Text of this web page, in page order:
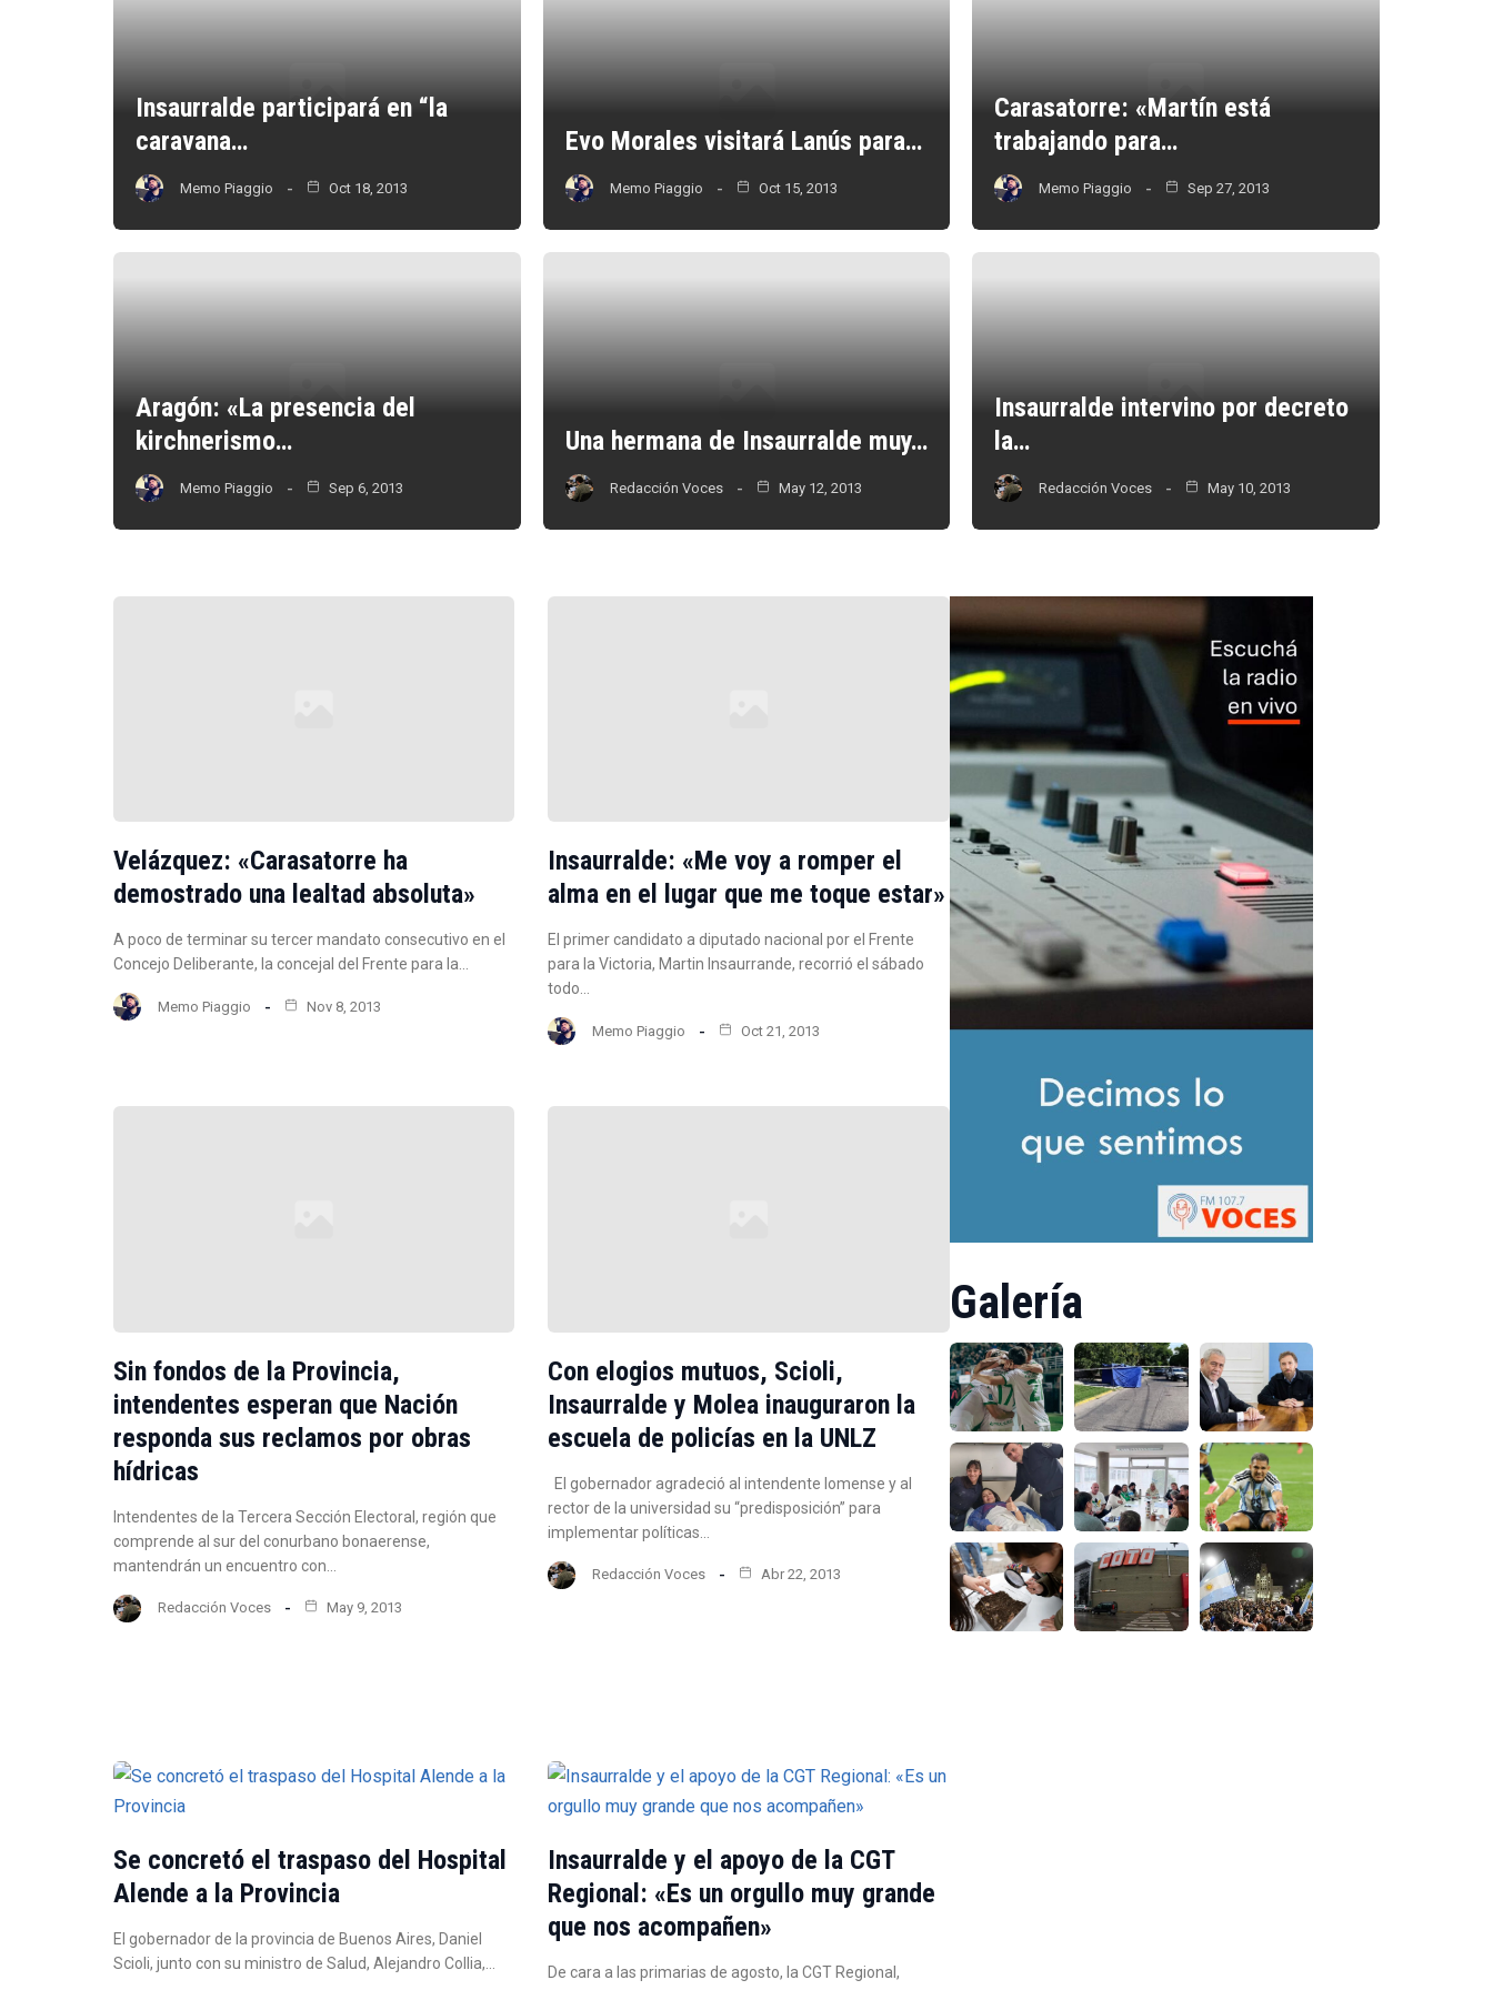
Insaurralde participará en “la
caravana…
Memo Piaggio Oct 18, 2013
Evo Morales visitará Lanús para…
Memo Piaggio Oct 15, 2013
Carasatorre: «Martín está
trabajando para…
Memo Piaggio Sep 27, 2013
Aragón: «La presencia del
kirchnerismo…
Memo Piaggio Sep 6, 2013
Una hermana de Insaurralde muy…
Redacción Voces May 12, 2013
Insaurralde intervino por decreto
la…
Redacción Voces May 10, 2013
Velázquez: «Carasatorre ha
demostrado una lealtad absoluta»
A poco de terminar su tercer mandato consecutivo en el
Concejo Deliberante, la concejal del Frente para la…
Memo Piaggio Nov 8, 2013
Insaurralde: «Me voy a romper el
alma en el lugar que me toque estar»
El primer candidato a diputado nacional por el Frente
para la Victoria, Martin Insaurrande, recorrió el sábado
todo…
Memo Piaggio Oct 21, 2013
Sin fondos de la Provincia,
intendentes esperan que Nación
responda sus reclamos por obras
hídricas
Intendentes de la Tercera Sección Electoral, región que
comprende al sur del conurbano bonaerense,
mantendrán un encuentro con…
Redacción Voces May 9, 2013
Con elogios mutuos, Scioli,
Insaurralde y Molea inauguraron la
escuela de policías en la UNLZ
El gobernador agradeció al intendente lomense y al
rector de la universidad su “predisposición” para
implementar políticas…
Redacción Voces Abr 22, 2013
Se concretó el traspaso del Hospital
Alende a la Provincia
El gobernador de la provincia de Buenos Aires, Daniel
Scioli, junto con su ministro de Salud, Alejandro Collia,…
Insaurralde y el apoyo de la CGT
Regional: «Es un orgullo muy grande
que nos acompañen»
De cara a las primarias de agosto, la CGT Regional,
Galería